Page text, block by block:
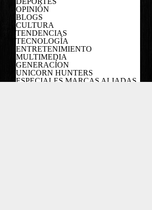
OPINIÓN
BLOGS
CULTURA
TENDENCIAS
TECNOLOGÍA
ENTRETENIMIENTO
MULTIMEDIA
GENERACÍON
UNICORN HUNTERS
ESPECIALES MARCAS ALIADAS